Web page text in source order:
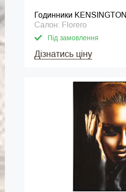
Годинники KENSINGTON
Салон: Florero
Під замовлення
Дізнатись ціну